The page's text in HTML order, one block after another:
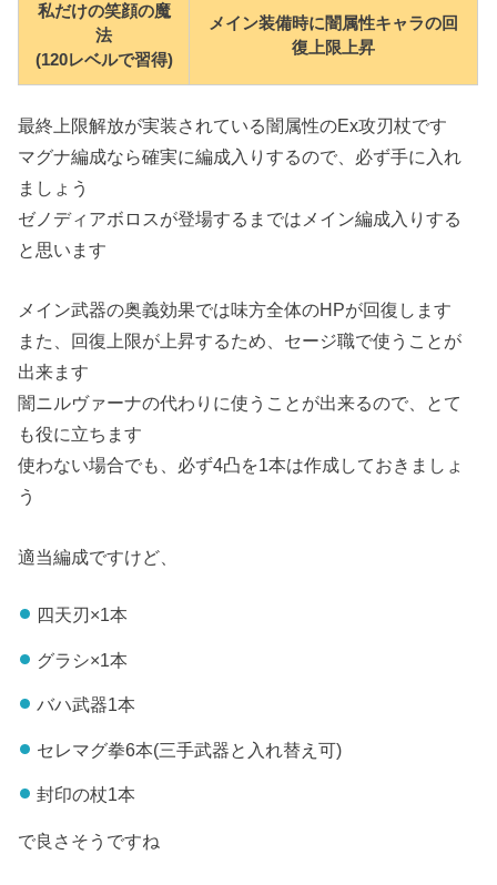
私だけの笑顔の魔
法
(120レベルで習得)
メイン装備時に闇属性キャラの回
復上限上昇
最終上限解放が実装されている闇属性のEx攻刃杖です
マグナ編成なら確実に編成入りするので、必ず手に入れ
ましょう
ゼノディアボロスが登場するまではメイン編成入りする
と思います
メイン武器の奥義効果では味方全体のHPが回復します
また、回復上限が上昇するため、セージ職で使うことが
出来ます
闇ニルヴァーナの代わりに使うことが出来るので、とて
も役に立ちます
使わない場合でも、必ず4凸を1本は作成しておきましょ
う
適当編成ですけど、
四天刃×1本
グラシ×1本
バハ武器1本
セレマグ拳6本(三手武器と入れ替え可)
封印の杖1本
で良さそうですね